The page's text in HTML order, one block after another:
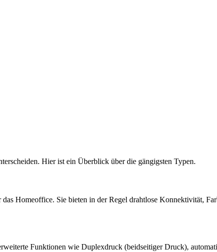
Hier ist ein Überblick über die gängigsten Typen.
Homeoffice. Sie bieten in der Regel drahtlose Konnektivität,
Funktionen wie Duplexdruck (beidseitiger Druck),